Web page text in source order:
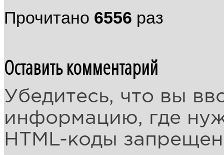
Прочитано 6556 раз
Оставить комментарий
Убедитесь, что вы
информацию, где
HTML-коды